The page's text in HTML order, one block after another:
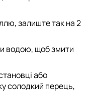
залиште так на 2
водою, щоб змити
або
солодкий перець,